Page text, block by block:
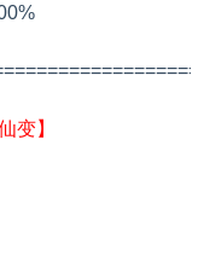
变】